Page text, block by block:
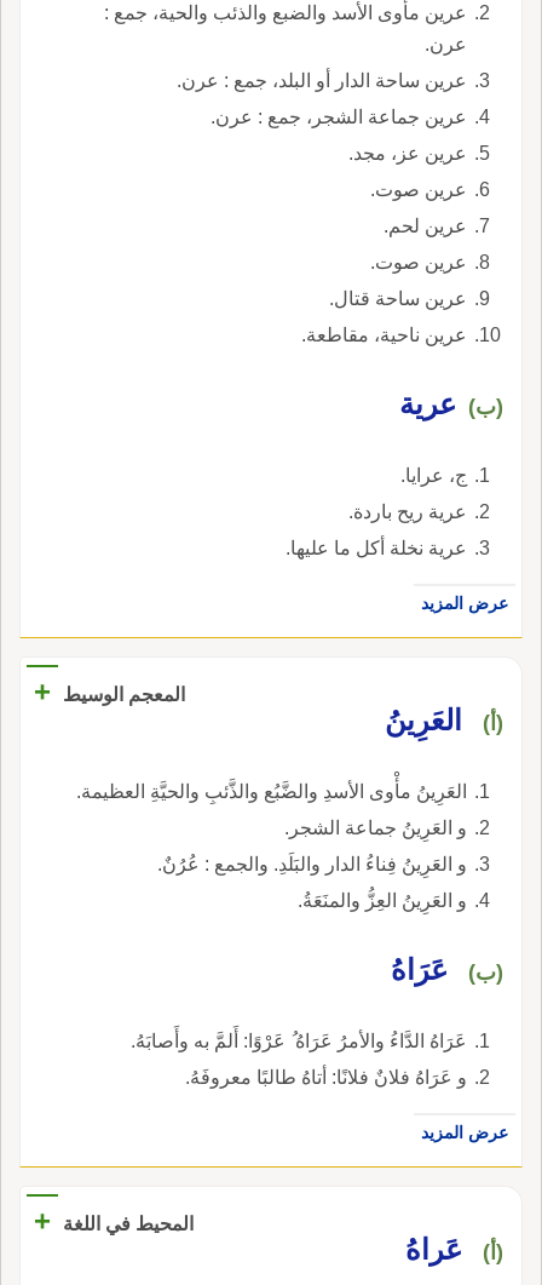
عرين مأوى الأسد والضبع والذئب والحية، جمع :
عرن.
عرين ساحة الدار أو البلد، جمع : عرن.
عرين جماعة الشجر، جمع : عرن.
عرين عز، مجد.
عرين صوت.
عرين لحم.
عرين صوت.
عرين ساحة قتال.
عرين ناحية، مقاطعة.
(ب) عرية
ج، عرايا.
عرية ريح باردة.
عرية نخلة أكل ما عليها.
عرض المزيد
المعجم الوسيط +
(أ) العَرِينُ
العَرِينُ مأْوى الأسدِ والضَّبُع والذَّئبِ والحيَّةِ العظيمة.
و العَرِينُ جماعة الشجر.
و العَرِينُ فِناءُ الدار والبَلَدِ. والجمع : عُرُنٌ.
و العَرِينُ العِزُّ والمنَعَةُ.
(ب) عَرَاهُ
عَرَاهُ الدَّاءُ والأمرُ عَرَاهُ ُ عَرْوًا: أَلمَّ به وأَصابَهُ.
و عَرَاهُ فلانٌ فلانًا: أتاهُ طالبًا معروفَهُ.
عرض المزيد
المحيط في اللغة +
(أ) عَراهُ